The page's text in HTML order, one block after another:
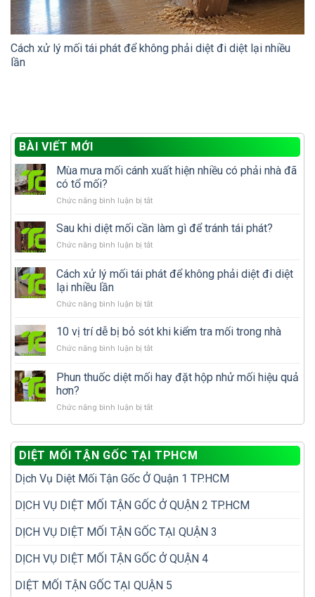
Cách xử lý mối tái phát để không phải diệt đi diệt lại nhiều
lần
BÀI VIẾT MỚI
Mùa mưa mối cánh xuất hiện nhiều có phải nhà đã
có tổ mối?
Chức năng bình luận bị tắtở
mưa
cánh
hiện
phải
đã
Sau khi diệt mối cần làm gì để tránh tái phát?
Chức năng bình luận bị tắtở
khi
diệt
cần
gì
tránh
phát?
Cách xử lý mối tái phát để không phải diệt đi diệt
lại nhiều lần
Chức năng bình luận bị tắtở
xử
mối
phát
phải
diệt
diệt
lại
lần
10 vị trí dễ bị bỏ sót khi kiểm tra mối trong nhà
Chức năng bình luận bị tắtở
vị
trí
bị
khi
kiểm
tra
mối
nhà
Phun thuốc diệt mối hay đặt hộp nhử mối hiệu quả
hơn?
Chức năng bình luận bị tắtở
diệt
mối
hay
đặt
nhử
hiệu
quả
hơn?
DIỆT MỐI TẬN GỐC TẠI TPHCM
Dịch Vụ Diệt Mối Tận Gốc Ở Quận 1 TP.HCM
DỊCH VỤ DIỆT MỐI TẬN GỐC Ở QUẬN 2 TP.HCM
DỊCH VỤ DIỆT MỐI TẬN GỐC TẠI QUẬN 3
DỊCH VỤ DIỆT MỐI TẬN GỐC Ở QUẬN 4
DIỆT MỐI TẬN GỐC TẠI QUẬN 5